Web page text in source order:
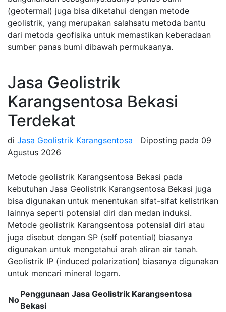
(geotermal) juga bisa diketahui dengan metode
geolistrik, yang merupakan salahsatu metoda bantu
dari metoda geofisika untuk memastikan keberadaan
sumber panas bumi dibawah permukaanya.
Jasa Geolistrik
Karangsentosa Bekasi
Terdekat
di Jasa Geolistrik Karangsentosa Diposting pada 09
Agustus 2026
Metode geolistrik Karangsentosa Bekasi pada
kebutuhan Jasa Geolistrik Karangsentosa Bekasi juga
bisa digunakan untuk menentukan sifat-sifat kelistrikan
lainnya seperti potensial diri dan medan induksi.
Metode geolistrik Karangsentosa potensial diri atau
juga disebut dengan SP (self potential) biasanya
digunakan untuk mengetahui arah aliran air tanah.
Geolistrik IP (induced polarization) biasanya digunakan
untuk mencari mineral logam.
No
Penggunaan Jasa Geolistrik Karangsentosa
Bekasi